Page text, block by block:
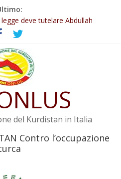
deve essere trasformata in
deve tutelare Abdullah
è di nuovo sotto minaccia
di Rêber Apo ostacolerebbe
contro i crimini di guerra
del Kurdistan in Italia
Contro l’occupazione